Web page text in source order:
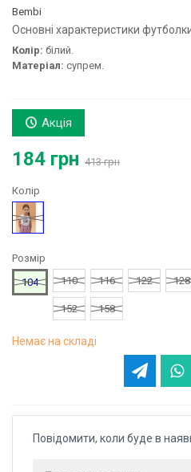
Bembi
Основні характеристики
Колір: білий.
Матеріал: супрем.
Акція
184 грн 413 грн
Колір
Білий
Розмір
104
110 116 122 128
152 158
Немає на складі
Повідомити, коли буде в